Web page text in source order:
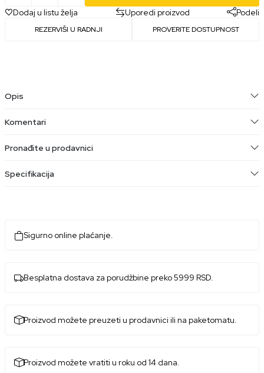
Dodaj u listu želja
Uporedi proizvod Podeli
REZERVIŠI U RADNJI PROVERITE DOSTUPNOST
Opis
Komentari
Pronađite u prodavnici
Specifikacija
Sigurno online plaćanje.
Besplatna dostava za porudžbine preko 5999 RSD.
Proizvod možete preuzeti u prodavnici ili na paketomatu.
Proizvod možete vratiti u roku od 14 dana.